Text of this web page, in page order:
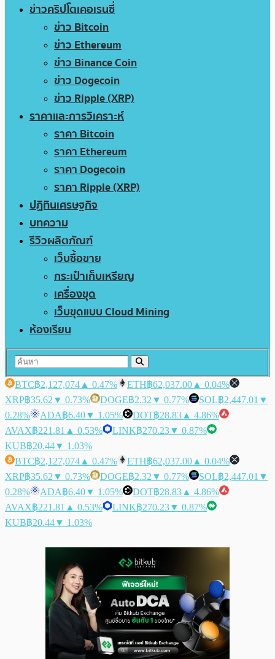
ข่าวคริปโตเคอเรนซี่
ข่าว Bitcoin
ข่าว Ethereum
ข่าว Binance Coin
ข่าว Dogecoin
ข่าว Ripple (XRP)
ราคาและการวิเคราะห์
ราคา Bitcoin
ราคา Ethereum
ราคา Dogecoin
ราคา Ripple (XRP)
ปฏิทินเศรษฐกิจ
บทความ
รีวิวผลิตภัณฑ์
เว็บซื้อขาย
กระเป๋าเก็บเหรียญ
เครื่องขุด
เว็บขุดแบบ Cloud Mining
ห้องเรียน
BTC฿2,127,074 ▲ 0.47% ETH฿62,037.00 ▲ 0.04%
XRP฿35.62 ▼ 0.73% DOGE฿2.32 ▼ 0.77% SOL฿2,447.01 ▼
0.28%
ADA฿6.40▼ 1.05% DOT฿28.83 ▲ 4.86%
AVAX฿221.81 ▲ 0.53% LINK฿270.23▼ 0.87%
KUB฿20.44▼ 1.03%
BTC฿2,127,074 ▲ 0.47% ETH฿62,037.00 ▲ 0.04%
XRP฿35.62 ▼ 0.73% DOGE฿2.32 ▼ 0.77% SOL฿2,447.01 ▼
0.28%
ADA฿6.40▼ 1.05% DOT฿28.83 ▲ 4.86%
AVAX฿221.81 ▲ 0.53% LINK฿270.23▼ 0.87%
KUB฿20.44▼ 1.03%